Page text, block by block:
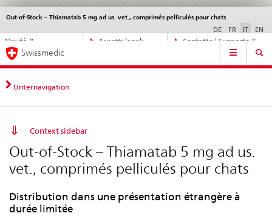
Navigazione
diretta:
novità,
legali,
Novità &
Aspetti legali,
Contatto | Supporto &
Out-of-Stock – Thiamatab 5 mg ad us. vet., comprimés pelliculés pour chats
DE FR IT EN
Service
Navigation
Swissmedic
Unternavigation
Context sidebar
Out-of-Stock – Thiamatab 5 mg ad us.
vet., comprimés pelliculés pour chats
Distribution dans une présentation étrangère à
durée limitée